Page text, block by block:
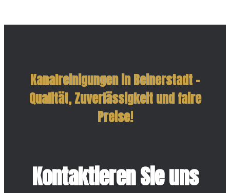
Kanalreinigungen in Beinerstadt –
Qualität, Zuverlässigkeit und faire
Preise!
Kontaktieren Sie uns